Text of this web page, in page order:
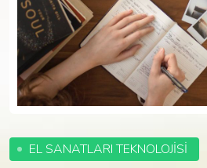
EL SANATLARI TEKNOLOJİSİ